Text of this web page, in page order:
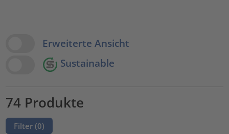
View OptionsErweiterte Ansicht
Sustainable
74 Produkte
Filter (0)